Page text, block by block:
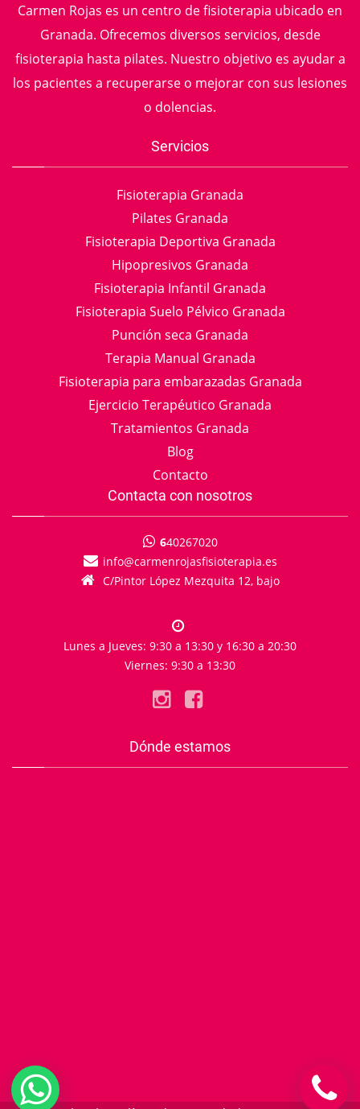
Carmen Rojas es un centro de fisioterapia ubicado en
Granada. Ofrecemos diversos servicios, desde
fisioterapia hasta pilates. Nuestro objetivo es ayudar a
los pacientes a recuperarse o mejorar con sus lesiones
o dolencias.
Servicios
Fisioterapia Granada
Pilates Granada
Fisioterapia Deportiva Granada
Hipopresivos Granada
Fisioterapia Infantil Granada
Fisioterapia Suelo Pélvico Granada
Punción seca Granada
Terapia Manual Granada
Fisioterapia para embarazadas Granada
Ejercicio Terapéutico Granada
Tratamientos Granada
Blog
Contacto
Contacta con nosotros
640267020
info
carmenrojasfisioterapia.es
C/Pintor López Mezquita 12, bajo
Lunes a Jueves: 9:30 a 13:30 y 16:30 a 20:30
Viernes: 9:30 a 13:30
Dónde estamos